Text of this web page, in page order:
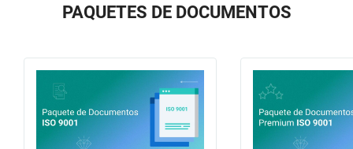
PAQUETES DE DOCUMENTOS